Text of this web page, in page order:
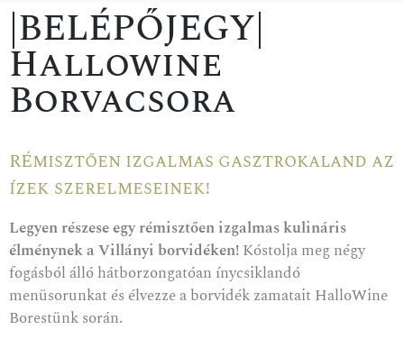
|BELÉPŐJEGY|
Hallowine
Borvacsora
RÉmisztően izgalmas gasztrokaland az
ízek szerelmeseinek!
Legyen részese egy rémisztően izgalmas kulináris
élménynek a Villányi borvidéken!Kóstolja meg négy
fogásból álló hátborzongatóan ínycsiklandó
menüsorunkat és élvezze a borvidék zamatait HalloWine
Borestünk során.